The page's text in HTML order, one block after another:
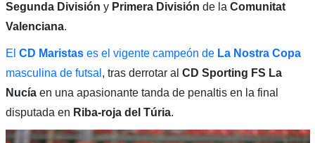
Segunda División y Primera División de la Comunitat
Valenciana.
El CD Maristases el vigente campeón de La Nostra Copa
masculina de futsal , tras derrotar al CD Sporting FS La
Nucíaen una apasionante tanda de penaltis en la final
disputada en Riba-roja del Túria.